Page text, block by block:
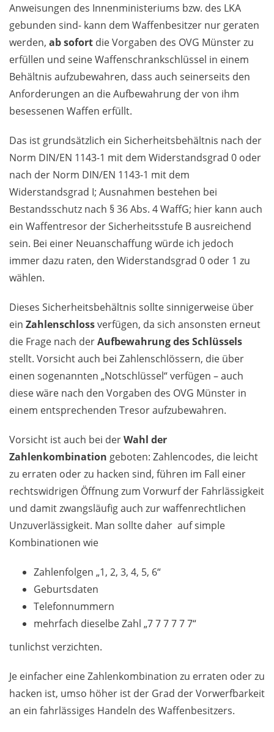
Anweisungen des Innenministeriums bzw. des LKA
gebunden sind- kann dem Waffenbesitzer nur geraten
werden, ab sofort die Vorgaben des OVG Münster zu
erfüllen und seine Waffenschrankschlüssel in einem
Behältnis aufzubewahren, dass auch seinerseits den
Anforderungen an die Aufbewahrung der von ihm
besessenen Waffen erfüllt.
Das ist grundsätzlich ein Sicherheitsbehältnis nach der
Norm DIN/EN 1143-1 mit dem Widerstandsgrad 0 oder
nach der Norm DIN/EN 1143-1 mit dem
Widerstandsgrad I; Ausnahmen bestehen bei
Bestandsschutz nach § 36 Abs. 4 WaffG; hier kann auch
ein Waffentresor der Sicherheitsstufe B ausreichend
sein. Bei einer Neuanschaffung würde ich jedoch
immer dazu raten, den Widerstandsgrad 0 oder 1 zu
wählen.
Dieses Sicherheitsbehältnis sollte sinnigerweise über
ein Zahlenschlossverfügen, da sich ansonsten erneut
die Frage nach derAufbewahrung des Schlüssels
stellt. Vorsicht auch bei Zahlenschlössern, die über
einen sogenannten „Notschlüssel“ verfügen – auch
diese wäre nach den Vorgaben des OVG Münster in
einem entsprechenden Tresor aufzubewahren.
Vorsicht ist auch bei derWahl der
Zahlenkombination geboten: Zahlencodes, die leicht
zu erraten oder zu hacken sind, führen im Fall einer
rechtswidrigen Öffnung zum Vorwurf der Fahrlässigkeit
und damit zwangsläufig auch zur waffenrechtlichen
Unzuverlässigkeit. Man sollte daher auf simple
Kombinationen wie
Zahlenfolgen „1, 2, 3, 4, 5, 6“
Geburtsdaten
Telefonnummern
mehrfach dieselbe Zahl „7 7 7 7 7 7“
tunlichst verzichten.
Je einfacher eine Zahlenkombination zu erraten oder zu
hacken ist, umso höher ist der Grad der Vorwerfbarkeit
an ein fahrlässiges Handeln des Waffenbesitzers.